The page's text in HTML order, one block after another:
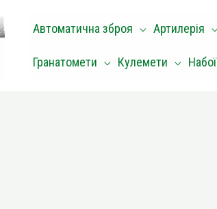
Автоматична зброя Артилерія
Гранатомети Кулемети Набої